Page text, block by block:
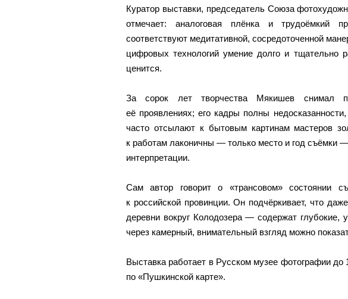
Куратор выставки, председатель Союза
отмечает: аналоговая плёнка и трудоёмкий
соответствуют медитативной, сосредоточенной
цифровых технологий умение долго и тщательно
ценится.
За сорок лет творчества Мякишев снимал
её проявлениях; его кадры полны
часто отсылают к бытовым картинам мастеров
к работам лаконичны — только место и год съёмки
интерпретации.
Сам автор говорит о «трансовом» состоянии
к российской провинции. Он подчёркивает, что
деревни вокруг Колодозера — содержат глубокие,
через камерный, внимательный взгляд можно
Выставка работает в Русском музее фотографии до
по «Пушкинской карте».